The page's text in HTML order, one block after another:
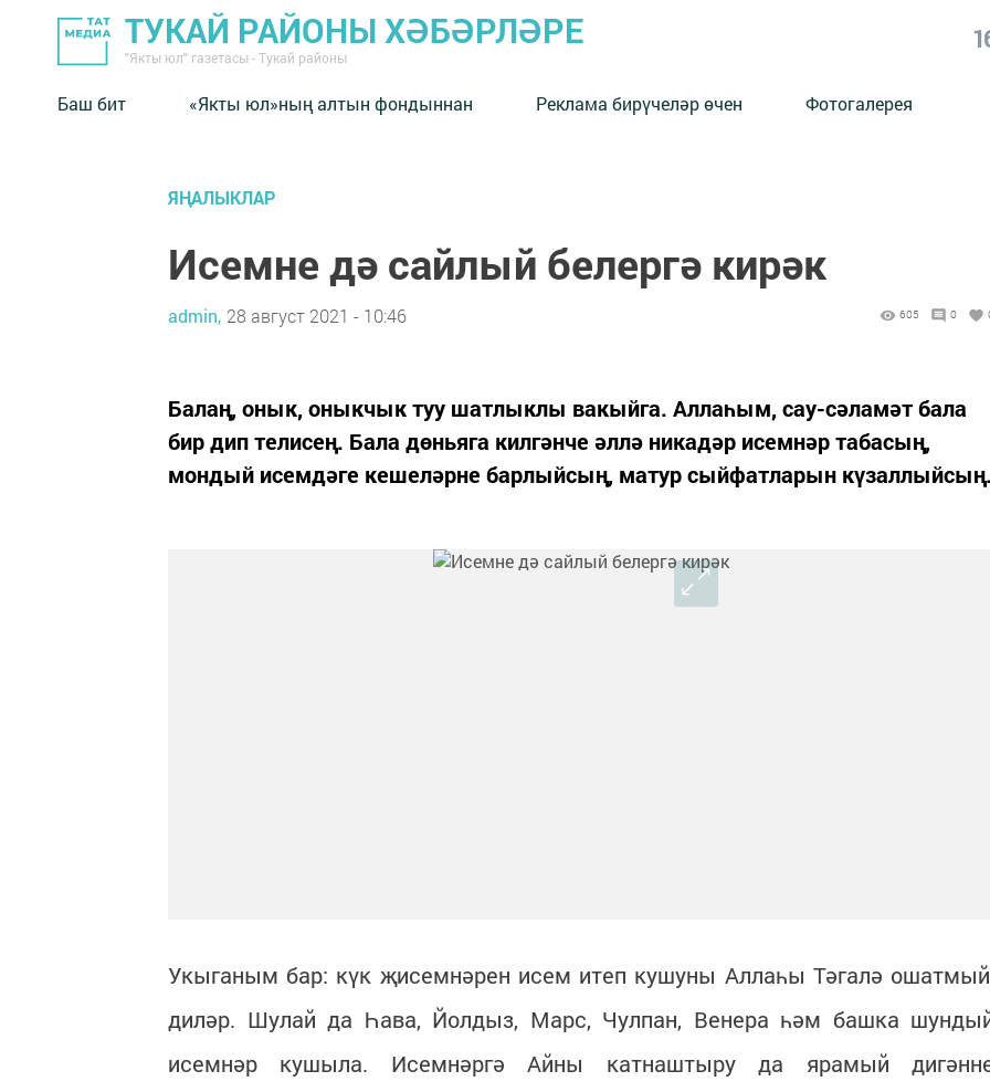
ТУКАЙ РАЙОНЫ ХӘБӘРЛӘРЕ
"Якты юл" газетасы - Тукай районы
Баш бит «Якты юл»ның алтын фондыннан Реклама бирүчеләр өчен Фотогалерея
ЯҢАЛЫКЛАР
Исемне дә сайлый белергә кирәк
admin, 28 август 2021 - 10:46 605 0
Балаң, онык, оныкчык туу шатлыклы вакыйга. Аллаһым, сау-сәламәт бала
бир дип телисең. Бала дөньяга килгәнче әллә никадәр исемнәр табасың,
мондый исемдәге кешеләрне барлыйсың, матур сыйфатларын күзаллыйсың.
Укыганым бар: күк җисемнәрен исем итеп кушуны Аллаһы Тәгалә
диләр. Шулай да Һава, Йолдыз, Марс, Чулпан, Венера һәм башка
исемнәр кушыла. Исемнәргә Айны катнаштыру да ярамый